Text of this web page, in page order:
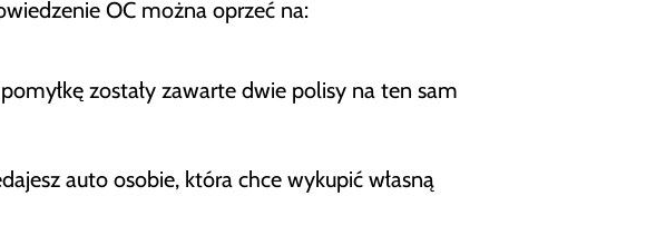
OC można oprzeć na:
zostały zawarte dwie polisy na ten sam
auto osobie, która chce wykupić własną